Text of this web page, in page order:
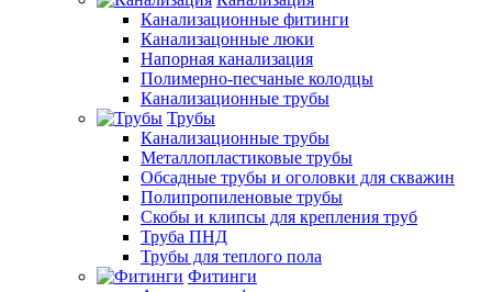
Канализационные фитинги
Канализацонные люки
Напорная канализация
Полимерно-песчаные колодцы
Канализационные трубы
Трубы
Канализационные трубы
Металлопластиковые трубы
Обсадные трубы и оголовки для скважин
Полипропиленовые трубы
Скобы и клипсы для крепления труб
Труба ПНД
Трубы для теплого пола
Фитинги